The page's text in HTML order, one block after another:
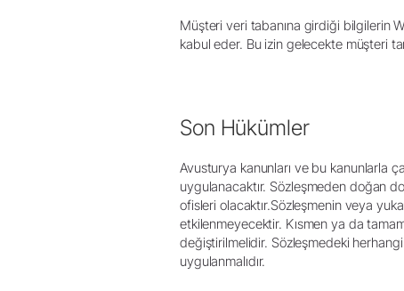
Müşteri veri tabanına girdiği bilgilerin
kabul eder. Bu izin gelecekte müşteri
Son Hükümler
Avusturya kanunları ve bu kanunlarla
uygulanacaktır. Sözleşmeden doğan
ofisleri olacaktır.Sözleşmenin veya
etkilenmeyecektir. Kısmen ya da
değiştirilmelidir. Sözleşmedeki herhangi
uygulanmalıdır.